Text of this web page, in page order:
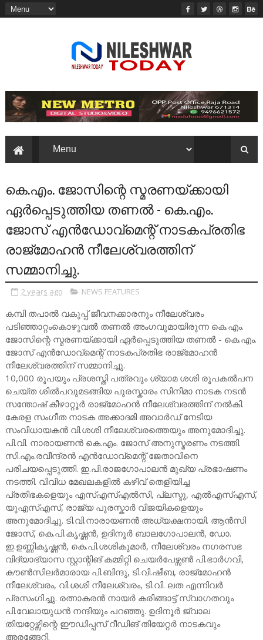
കെ.എം. ജോസിന്റെ സ്മരണയ്ക്കായി
ഏർപ്പെടുത്തിയ തണൽ - കെ.എം.
ജോസ് എൻഡോവ്മെന്റ് നാടകപ്രതിഭ
രാജ്മോഹൻ നീലേശ്വരത്തിന്
സമ്മാനിച്ചു.
2 years ago NEWS FEATURES
കമ്പി തപാൽ വകുപ്പ് ജീവനക്കാരനും നീലേശ്വരം
പടിഞ്ഞാറ്റംകൊഴുവൽ തണൽ അംഗവുമായിരുന്ന കെ.എം.
ജോസിന്റെ സ്മരണയ്ക്കായി ഏർപ്പെടുത്തിയ തണൽ - കെ.എം.
ജോസ് എൻഡോവ്മെന്റ് നാടകപ്രതിഭ രാജ്മോഹൻ
നീലേശ്വരത്തിന് സമ്മാനിച്ചു.
10,000 രൂപയും പ്രശസ്തി പത്രവും ശ്യാമ ശശി രൂപകൽപന
ചെയ്ത ശിൽപവുമടങ്ങിയ പുരസ്കാരം സിനിമാ നാടക നടൻ
സന്തോഷ് കീഴാറ്റൂർ രാജ്‌മോഹൻ നീലേശ്വരത്തിന് നൽകി.
കേരള സംഗീത നാടക അക്കാദമി അവാർഡ് നേടിയ
സംവിധായകൻ വി.ശശി നീലേശ്വരത്തെയും അനുമോദിച്ചു.
പി.വി. നാരായണൻ കെ.എം. ജോസ് അനുസ്മരണം നടത്തി.
സി.എം.രവീന്ദ്രൻ എൻഡോവ്മെന്റ് ജേതാവിനെ
പരിചയപ്പെടുത്തി. ഇ.പി.രാജഗോപാലൻ മുഖ്യ പ്രഭാഷണം
നടത്തി. വിവിധ മേഖലകളിൽ കഴിവ് തെളിയിച്ച
പ്രതിഭകളെയും എസ്എസ്എൽസി, പ്ലസ്ടു, എൽഎസ്എസ്,
യുഎസ്എസ്, രാജ്യ പുരസ്കാർ വിജയികളെയും
അനുമോദിച്ചു. ടി.വി.നാരായണൻ അധ്യക്ഷനായി. ആൻസി
ജോസ്, കെ.പി.കൃഷ്ണൻ, ഉദിനൂർ ബാലഗോപാലൻ, ഡോ.
ഇ.ഉണ്ണികൃഷ്ണൻ, കെ.പി.ശശികുമാർ, നീലേശ്വരം നഗരസഭ
വിദ്യാഭ്യാസ സ്റ്റാന്റിങ് കമ്മിറ്റി ചെയർപേഴ്സൺ പി.ഭാർഗവി,
കൗൺസിലർമാരായ പി.ബിന്ദു, ടി.വി.ഷീബ, രാജ്മോഹൻ
നീലേശ്വരം, വി.ശശി നീലേശ്വരം, ടി.വി. ലത എന്നിവർ
പ്രസംഗിച്ചു. രത്നാകരൻ നായർ കരിങ്ങാട്ട് സ്വാഗതവും
പി.വേലായുധൻ നന്ദിയും പറഞ്ഞു. ഉദിനൂർ ജ്വാല
തിയറ്റേഴ്സിന്റെ ഈഡിപ്പസ് റീഡിങ് തിയേറ്റർ നാടകവും
അരങ്ങേറി.